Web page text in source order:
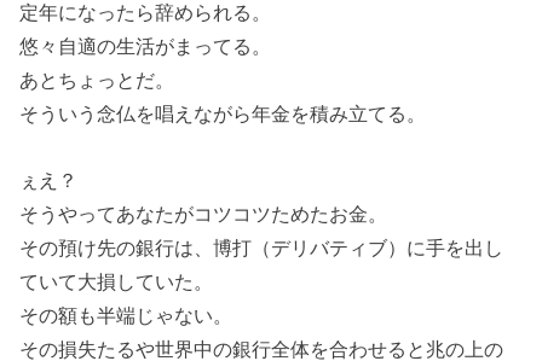
定年になったら辞められる。
悠々自適の生活がまってる。
あとちょっとだ。
そういう念仏を唱えながら年金を積み立てる。
ぇえ？
そうやってあなたがコツコツためたお金。
その預け先の銀行は、博打（デリバティブ）に手を出し
ていて大損していた。
その額も半端じゃない。
その損失たるや世界中の銀行全体を合わせると兆の上の